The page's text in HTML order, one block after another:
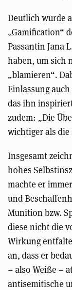
Deutlich wurde
„Gamification“
Passantin Jana
haben, um sich
„blamieren“.
Einlassung
das ihn
zudem: „Die
wichtiger als
Insgesamt
hohes
machte er
und
Munition bzw.
diese nicht die
Wirkung
an, dass er
– also Weiße –
antisemitische